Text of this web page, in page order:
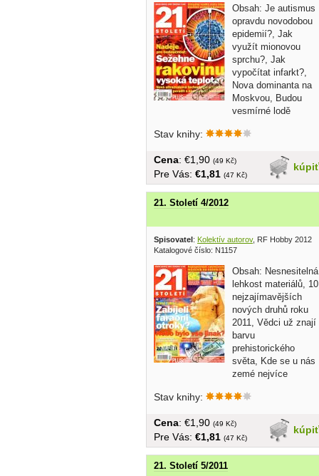
Obsah: Je autismus
opravdu novodobou
epidemií?, Jak
využít mionovou
sprchu?, Jak
vypočítat infarkt?,
Nova dominanta na
Moskvou, Budou
vesmírné lodě
Stav knihy:
kúpiť
Cena: €1,90 (49 Kč)
Pre Vás: €1,81 (47 Kč)
21. Století 4/2012
Spisovatel: Kolektív autorov, RF Hobby 2012
Katalogové číslo: N1157
Obsah: Nesnesitelná
lehkost materiálů, 10
nejzajímavějších
nových druhů roku
2011, Vědci už znají
barvu
prehistorického
světa, Kde se u nás
zemé nejvíce
Stav knihy:
kúpiť
Cena: €1,90 (49 Kč)
Pre Vás: €1,81 (47 Kč)
21. Století 5/2011